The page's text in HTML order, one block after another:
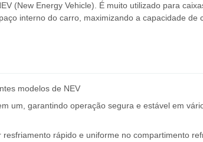
(New Energy Vehicle). É muito utilizado para
interno do carro, maximizando a capacidade de
modelos de NEV
um, garantindo operação segura e estável em
rápido e uniforme no compartimento